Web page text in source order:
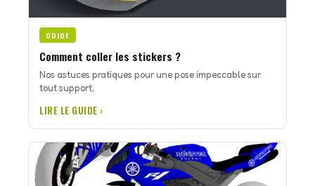
GUIDE
Comment coller les stickers ?
Nos astuces pratiques pour une pose impeccable sur
tout support.
LIRE LE GUIDE ›